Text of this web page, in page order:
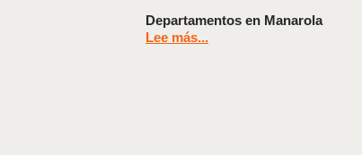
Departamentos en Manarola
Lee más...